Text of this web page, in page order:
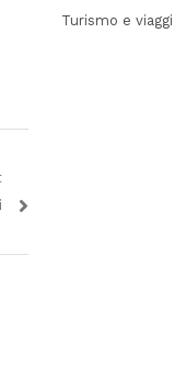
Turismo e viaggi